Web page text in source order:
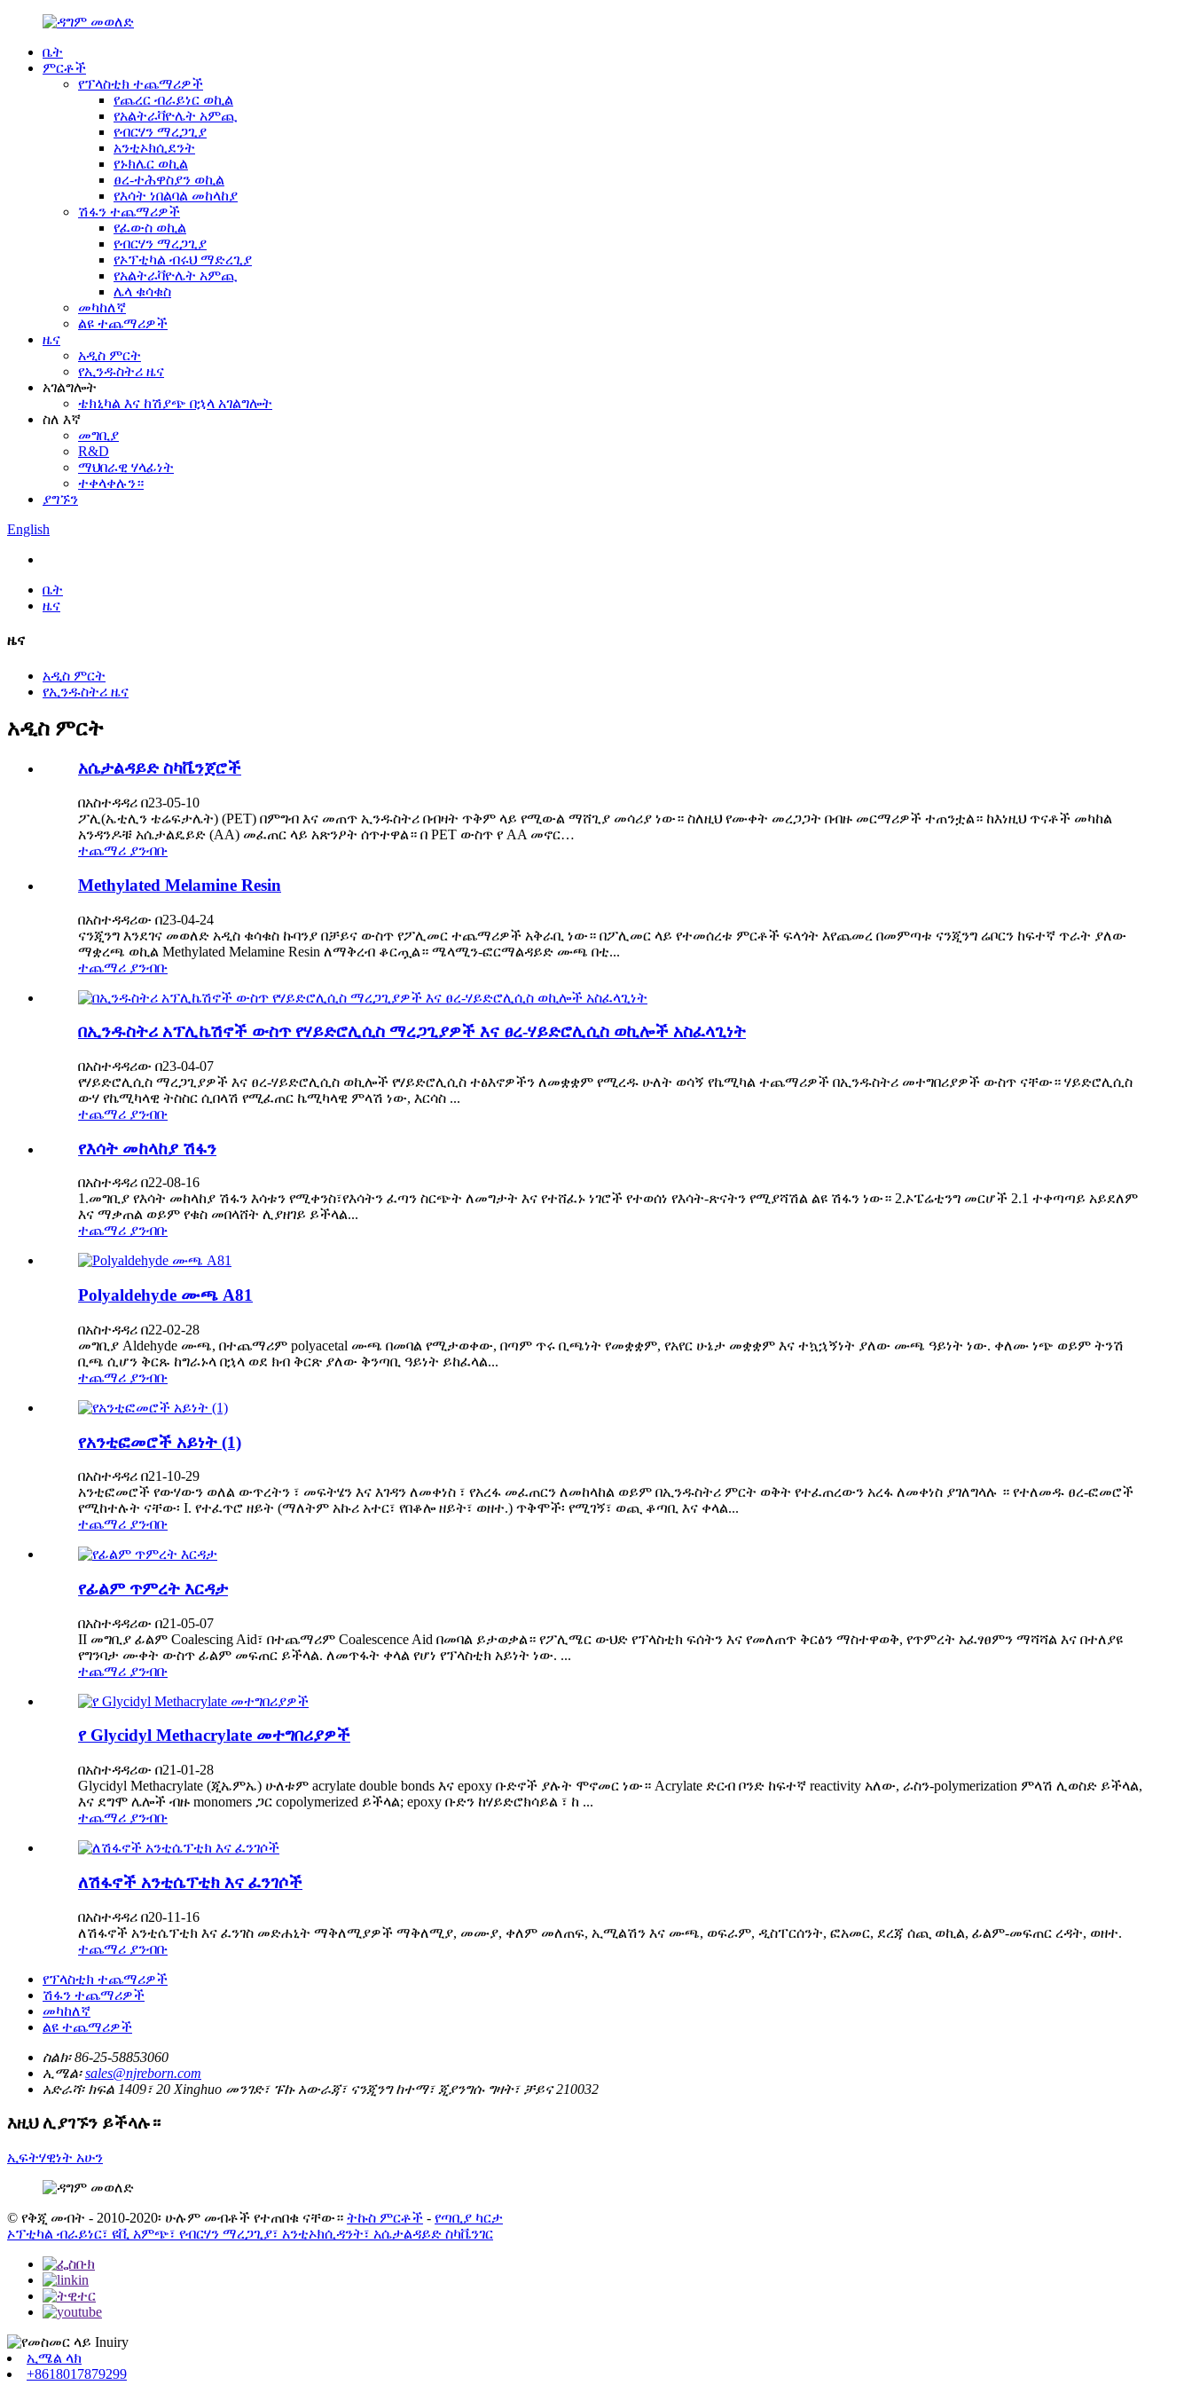
ቤት
ምርቶች
የፕላስቲክ ተጨማሪዎች
የጨረር ብራይነር ወኪል
የአልትራቫዮሌት አምጪ
የብርሃን ማረጋጊያ
አንቲኦክሲደንት
የኑክሌር ወኪል
ፀረ-ተሕዋስያን ወኪል
የእሳት ነበልባል መከላከያ
ሽፋን ተጨማሪዎች
የፈውስ ወኪል
የብርሃን ማረጋጊያ
የኦፕቲካል ብሩህ ማድረጊያ
የአልትራቫዮሌት አምጪ
ሌላ ቁሳቁስ
መካከለኛ
ልዩ ተጨማሪዎች
ዜና
አዲስ ምርት
የኢንዱስትሪ ዜና
አገልግሎት
ቴክኒካል እና ከሽያጭ በኋላ አገልግሎት
ስለ እኛ
መግቢያ
R&D
ማህበራዊ ሃላፊነት
ተቀላቀሉን።
ያግኙን
English
ቤት
ዜና
ዜና
አዲስ ምርት
የኢንዱስትሪ ዜና
አዲስ ምርት
አሴታልዳይድ ስካቬንጀሮች
በአስተዳዳሪ በ23-05-10
ፖሊ(ኤቲሊን ቴሬፍታሌት) (PET) በምግብ እና መጠጥ ኢንዱስትሪ በብዛት ጥቅም ላይ የሚውል ማሸጊያ መሳሪያ ነው። ስለዚህ የሙቀት መረጋጋት በብዙ መርማሪዎች ተጠንቷል። ከእነዚህ ጥናቶች መካከል
አንዳንዶቹ አሴታልዴይድ (AA) መፈጠር ላይ አጽንዖት ሰጥተዋል። በ PET ውስጥ የ AA መኖር…
ተጨማሪ ያንብቡ
Methylated Melamine Resin
በአስተዳዳሪው በ23-04-24
ናንጂንግ እንደገና መወለድ አዲስ ቁሳቁስ ኩባንያ በቻይና ውስጥ የፖሊመር ተጨማሪዎች አቅራቢ ነው። በፖሊመር ላይ የተመሰረቱ ምርቶች ፍላጎት እየጨመረ በመምጣቱ ናንጂንግ ሬቦርን ከፍተኛ ጥራት ያለው
ማቋረጫ ወኪል Methylated Melamine Resin ለማቅረብ ቆርጧል። ሜላሚን-ፎርማልዳይድ ሙጫ በቲ...
ተጨማሪ ያንብቡ
በኢንዱስትሪ አፕሊኬሽኖች ውስጥ የሃይድሮሊሲስ ማረጋጊያዎች እና ፀረ-ሃይድሮሊሲስ ወኪሎች አስፈላጊነት
በአስተዳዳሪው በ23-04-07
የሃይድሮሊሲስ ማረጋጊያዎች እና ፀረ-ሃይድሮሊሲስ ወኪሎች የሃይድሮሊሲስ ተፅእኖዎችን ለመቋቋም የሚረዱ ሁለት ወሳኝ የኬሚካል ተጨማሪዎች በኢንዱስትሪ መተግበሪያዎች ውስጥ ናቸው። ሃይድሮሊሲስ
ውሃ የኬሚካላዊ ትስስር ሲበላሽ የሚፈጠር ኬሚካላዊ ምላሽ ነው, እርሳስ ...
ተጨማሪ ያንብቡ
የእሳት መከላከያ ሽፋን
በአስተዳዳሪ በ22-08-16
1.መግቢያ የእሳት መከላከያ ሽፋን እሳቱን የሚቀንስ፣የእሳትን ፈጣን ስርጭት ለመግታት እና የተሸፈኑ ነገሮች የተወሰነ የእሳት-ጽናትን የሚያሻሽል ልዩ ሽፋን ነው። 2.ኦፔሬቲንግ መርሆች 2.1 ተቀጣጣይ አይደለም
እና ማቃጠል ወይም የቁስ መበላሸት ሊያዘገይ ይችላል...
ተጨማሪ ያንብቡ
Polyaldehyde ሙጫ A81
በአስተዳዳሪ በ22-02-28
መግቢያ Aldehyde ሙጫ, በተጨማሪም polyacetal ሙጫ በመባል የሚታወቀው, በጣም ጥሩ ቢጫነት የመቋቋም, የአየር ሁኔታ መቋቋም እና ተኳኋኝነት ያለው ሙጫ ዓይነት ነው. ቀለሙ ነጭ ወይም ትንሽ
ቢጫ ሲሆን ቅርጹ ከግራኑላ በኋላ ወደ ክብ ቅርጽ ያለው ቅንጣቢ ዓይነት ይከፈላል...
ተጨማሪ ያንብቡ
የአንቲፎመሮች አይነት (1)
በአስተዳዳሪ በ21-10-29
አንቲፎመሮች የውሃውን ወለል ውጥረትን ፣ መፍትሄን እና እገዳን ለመቀነስ ፣ የአረፋ መፈጠርን ለመከላከል ወይም በኢንዱስትሪ ምርት ወቅት የተፈጠረውን አረፋ ለመቀነስ ያገለግላሉ ። የተለመዱ ፀረ-ፎመሮች
የሚከተሉት ናቸው፡ I. የተፈጥሮ ዘይት (ማለትም አኩሪ አተር፣ የበቆሎ ዘይት፣ ወዘተ.) ጥቅሞች፡ የሚገኝ፣ ወጪ ቆጣቢ እና ቀላል...
ተጨማሪ ያንብቡ
የፊልም ጥምረት እርዳታ
በአስተዳዳሪው በ21-05-07
II መግቢያ ፊልም Coalescing Aid፣ በተጨማሪም Coalescence Aid በመባል ይታወቃል። የፖሊሜር ውህድ የፕላስቲክ ፍሰትን እና የመለጠጥ ቅርፅን ማስተዋወቅ, የጥምረት አፈፃፀምን ማሻሻል እና በተለያዩ
የግንባታ ሙቀት ውስጥ ፊልም መፍጠር ይችላል. ለመጥፋት ቀላል የሆነ የፕላስቲክ አይነት ነው. ...
ተጨማሪ ያንብቡ
የ Glycidyl Methacrylate መተግበሪያዎች
በአስተዳዳሪው በ21-01-28
Glycidyl Methacrylate (ጂኤምኤ) ሁለቱም acrylate double bonds እና epoxy ቡድኖች ያሉት ሞኖመር ነው። Acrylate ድርብ ቦንድ ከፍተኛ reactivity አለው, ራስን-polymerization ምላሽ ሊወስድ ይችላል,
እና ደግሞ ሌሎች ብዙ monomers ጋር copolymerized ይችላል; epoxy ቡድን ከሃይድሮክሳይል ፣ ከ ...
ተጨማሪ ያንብቡ
ለሽፋኖች አንቲሴፕቲክ እና ፈንገሶች
በአስተዳዳሪ በ20-11-16
ለሽፋኖች አንቲሴፕቲክ እና ፈንገስ መድሐኒት ማቅለሚያዎች ማቅለሚያ, መሙያ, ቀለም መለጠፍ, ኢሚልሽን እና ሙጫ, ወፍራም, ዲስፐርሰንት, ፎአመር, ደረጃ ሰጪ ወኪል, ፊልም-መፍጠር ረዳት, ወዘተ.
ተጨማሪ ያንብቡ
የፕላስቲክ ተጨማሪዎች
ሽፋን ተጨማሪዎች
መካከለኛ
ልዩ ተጨማሪዎች
ስልክ፡ 86-25-58853060
ኢሜል፡ sales@njreborn.com
አድራሻ፡ ክፍል 1409፣ 20 Xinghuo መንገድ፣ ፑኩ አውራጃ፣ ናንጂንግ ከተማ፣ ጂያንግሱ ግዛት፣ ቻይና 210032
እዚህ ሊያገኙን ይችላሉ።
ኢፍትሃዊነት አሁን
© የቅጂ መብት - 2010-2020፡ ሁሉም መብቶች የተጠበቁ ናቸው። ትኩስ ምርቶች - የጣቢያ ካርታ
ኦፕቲካል ብራይነር፣ ዩቪ አምጭ፣ የብርሃን ማረጋጊያ፣ አንቲኦክሲዳንት፣ አሴታልዳይድ ስካቬንገር
ኢሜል ላክ
+8618017879299